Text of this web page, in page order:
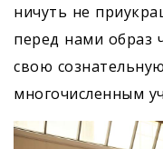
ничуть не
перед нами образ
свою
многочисленным